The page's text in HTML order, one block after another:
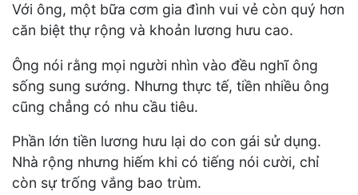
Với ông, một bữa cơm gia đình vui vẻ còn quý hơn
căn biệt thự rộng và khoản lương hưu cao.
Ông nói rằng mọi người nhìn vào đều nghĩ ông
sống sung sướng. Nhưng thực tế, tiền nhiều ông
cũng chẳng có nhu cầu tiêu.
Phần lớn tiền lương hưu lại do con gái sử dụng.
Nhà rộng nhưng hiếm khi có tiếng nói cười, chỉ
còn sự trống vắng bao trùm.